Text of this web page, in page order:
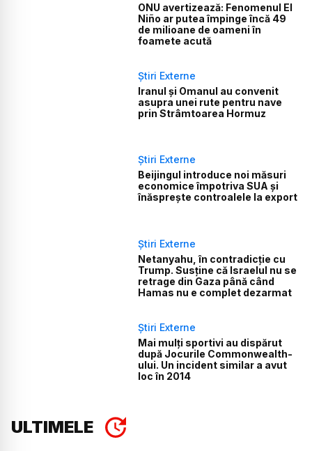
ONU avertizează: Fenomenul El
Niño ar putea împinge încă 49
de milioane de oameni în
foamete acută
Știri Externe
Iranul și Omanul au convenit
asupra unei rute pentru nave
prin Strâmtoarea Hormuz
Știri Externe
Beijingul introduce noi măsuri
economice împotriva SUA și
înăsprește controalele la export
Știri Externe
Netanyahu, în contradicție cu
Trump. Susține că Israelul nu se
retrage din Gaza până când
Hamas nu e complet dezarmat
Știri Externe
Mai mulți sportivi au dispărut
după Jocurile Commonwealth-
ului. Un incident similar a avut
loc în 2014
ULTIMELE